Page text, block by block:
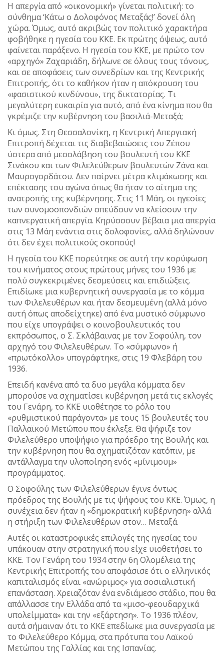
Η απεργία από «οικονομική» γίνεται πολιτική: το
σύνθημα ‘Κάτω ο Δολοφόνος Μεταξάς!’ δονεί όλη
χώρα. Όμως, αυτό ακριβώς τον πολιτικό χαρακτήρα
φοβήθηκε η ηγεσία του ΚΚΕ. Εκ πρώτης όψεως, αυτό
φαίνεται παράξενο. Η ηγεσία του ΚΚΕ, με πρώτο τον
«αρχηγό» Ζαχαριάδη, δήλωνε σε όλους τους τόνους,
και σε αποφάσεις των συνεδρίων και της Κεντρικής
Επιτροπής, ότι το καθήκον ήταν η απόκρουση του
«φασιστικού κινδύνου», της δικτατορίας. Τι
μεγαλύτερη ευκαιρία για αυτό, από ένα κίνημα που θα
γκρέμιζε την κυβέρνηση του βασιλιά-Μεταξά;
Κι όμως. Στη Θεσσαλονίκη, η Κεντρική Απεργιακή
Επιτροπή δέχεται τις διαβεβαιώσεις του Ζέπου
ύστερα από μεσολάβηση του βουλευτή του ΚΚΕ
Σινάκου και των Φιλελεύθερων βουλευτών Ζάνα και
Μαυρογορδάτου. Δεν παίρνει μέτρα κλιμάκωσης και
επέκτασης του αγώνα όπως θα ήταν το αίτημα της
ανατροπής της κυβέρνησης. Στις 11 Μάη, οι ηγεσίες
των συνομοσπονδιών σπεύδουν να κλείσουν την
καπνεργατική απεργία. Κηρύσσουν βέβαια μια απεργία
στις 13 Μάη ενάντια στις δολοφονίες, αλλά δηλώνουν
ότι δεν έχει πολιτικούς σκοπούς!
Η ηγεσία του ΚΚΕ πορεύτηκε σε αυτή την κορύφωση
του κινήματος στους πρώτους μήνες του 1936 με
πολύ συγκεκριμένες δεσμεύσεις και επιδιώξεις.
Επιδίωκε μια κυβερνητική συνεργασία με το κόμμα
των Φιλελευθέρων και ήταν δεσμευμένη (αλλά μόνο
αυτή όπως αποδείχτηκε) από ένα μυστικό σύμφωνο
που είχε υπογράψει ο κοινοβουλευτικός του
εκπρόσωπος, ο Σ. Σκλάβαινας με τον Σοφούλη, τον
αρχηγό του Φιλελευθέρων. Το «σύμφωνο» ή
«πρωτόκολλο» υπογράφτηκε, στις 19 Φλεβάρη του
1936.
Επειδή κανένα από τα δυο μεγάλα κόμματα δεν
μπορούσε να σχηματίσει κυβέρνηση μετά τις εκλογές
του Γενάρη, το ΚΚΕ υιοθέτησε το ρόλο του
«ρυθμιστικού παράγοντα» με τους 15 βουλευτές του
Παλλαϊκού Μετώπου που έκλεξε. Θα ψήφιζε τον
Φιλελεύθερο υποψήφιο για πρόεδρο της Βουλής και
την κυβέρνηση που θα σχηματιζόταν κατόπιν, με
αντάλλαγμα την υλοποίηση ενός «μίνιμουμ»
προγράμματος.
Ο Σοφούλης των Φιλελεύθερων έγινε όντως
πρόεδρος της Βουλής με τις ψήφους του ΚΚΕ. Όμως, η
συνέχεια δεν ήταν η «δημοκρατική κυβέρνηση» αλλά
η στήριξη των Φιλελευθέρων στον… Μεταξά.
Αυτές οι καταστροφικές επιλογές της ηγεσίας του
υπάκουαν στην στρατηγική που είχε υιοθετήσει το
ΚΚΕ. Τον Γενάρη του 1934 στην 6η Ολομέλεια της
Κεντρικής Επιτροπής του αποφάσισε ότι ο ελληνικός
καπιταλισμός είναι «ανώριμος» για σοσιαλιστική
επανάσταση. Χρειαζόταν ένα ενδιάμεσο στάδιο, που θα
απάλλασσε την Ελλάδα από τα «μισο-φεουδαρχικά
υπολείμματα» και την «εξάρτηση». Το 1936 πλέον,
αυτά σήμαιναν ότι το ΚΚΕ επεδίωκε μια συνεργασία με
το Φιλελεύθερο Κόμμα, στα πρότυπα του Λαϊκού
Μετώπου της Γαλλίας και της Ισπανίας.